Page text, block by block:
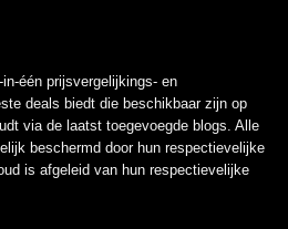
één prijsvergelijkings- en
deals biedt die beschikbaar zijn op
via de laatst toegevoegde blogs. Alle
beschermd door hun respectievelijke
is afgeleid van hun respectievelijke